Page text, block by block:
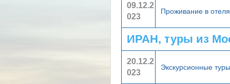
09.12.2
023
Проживание в
ИРАН, туры из
20.12.2
023
Экскурсионные